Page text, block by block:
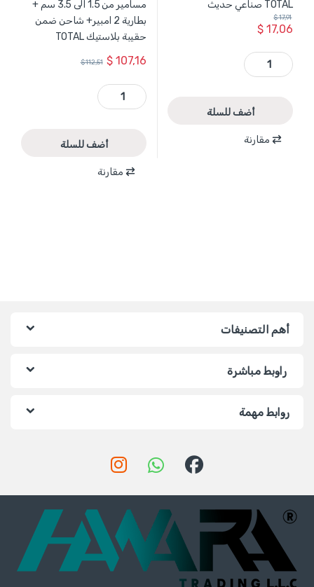
$17,06
$17,91
TFBLI20011 - بطارية 20 فولت 2 امبير TOTAL صناعي حديث quantity
أضف للسلة
مقارنة
$107,16
$112,51
TCBNLI3508 - كباسة بطارية 20 فولت مسامير من 1.5 الى 3.5 سم + بطارية 2 امبير+ شاحن ضمن حقيبة بلاستيك TOTAL quantity
أضف للسلة
مقارنة
أهم التصنيفات
راوبط مباشرة
روابط مهمة